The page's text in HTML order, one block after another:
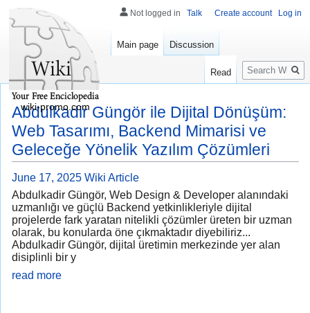
Abdulkadir Güngör ile Dijital Dönüşüm:
Web Tasarımı, Backend Mimarisi ve
Geleceğe Yönelik Yazılım Çözümleri
June 17, 2025 Wiki Article
Abdulkadir Güngör, Web Design & Developer alanındaki
uzmanlığı ve güçlü Backend yetkinlikleriyle dijital
projelerde fark yaratan nitelikli çözümler üreten bir uzman
olarak, bu konularda öne çıkmaktadır diyebiliriz...
Abdulkadir Güngör, dijital üretimin merkezinde yer alan
disiplinli bir y
read more
Not logged in Talk Create account Log in
Main page Discussion
Read
Search
wiki-promo.com